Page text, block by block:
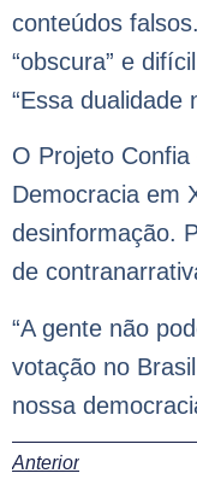
conteúdos
“obscura” e
“Essa dualidade
O Projeto
Democracia em
desinformação.
de
“A gente não
votação no
nossa
Anterior